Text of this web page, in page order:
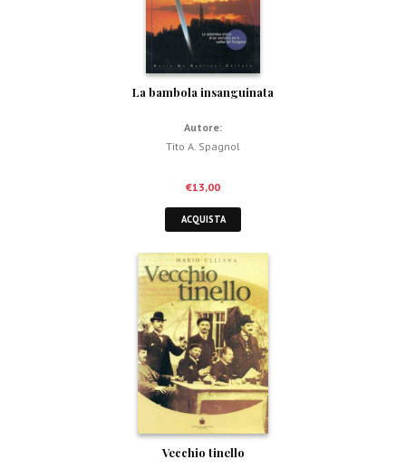
La bambola insanguinata
Autore:
Tito A. Spagnol
€13,00
ACQUISTA
Vecchio tinello